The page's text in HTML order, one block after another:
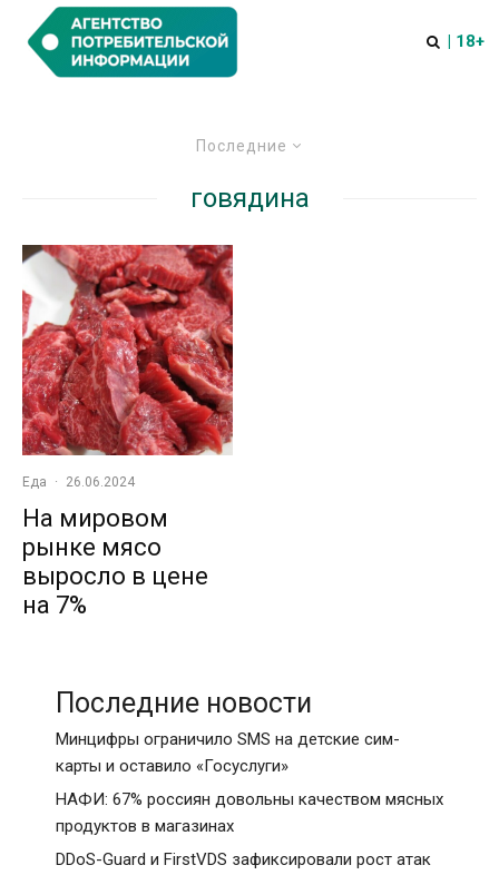
| 18+
Последние
говядина
Еда · 26.06.2024
На мировом
рынке мясо
выросло в цене
на 7%
Последние новости
Минцифры ограничило SMS на детские сим-
карты и оставило «Госуслуги»
НАФИ: 67% россиян довольны качеством мясных
продуктов в магазинах
DDoS-Guard и FirstVDS зафиксировали рост атак